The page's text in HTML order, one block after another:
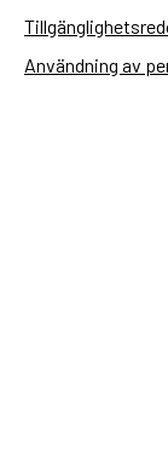
Användning av